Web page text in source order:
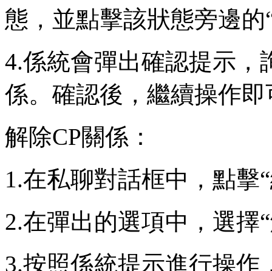
態，並點擊該狀態旁邊的
4.係統會彈出確認提示，
係。確認後，繼續操作
解除CP關係：
1.在私聊對話框中，點擊
2.在彈出的選項中，選擇
3.按照係統提示進行操作